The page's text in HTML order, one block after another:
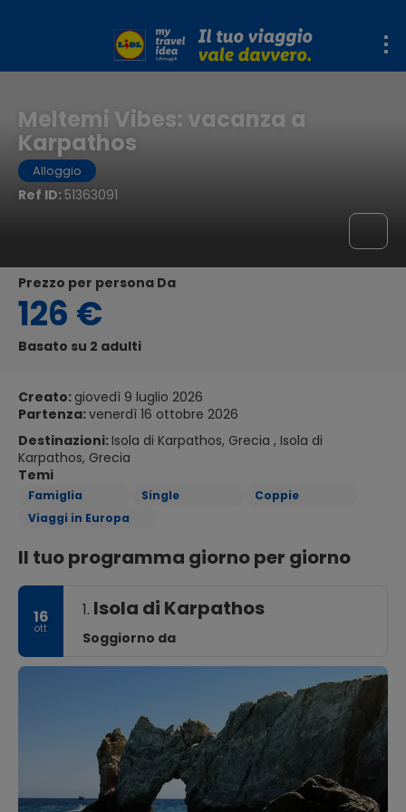
Meltemi Vibes: vacanza a
Karpathos
Alloggio
Ref ID: 51363091
Prezzo per persona Da
126 €
Basato su 2 adulti
Creato: giovedì 9 luglio 2026
Partenza:venerdì 16 ottobre 2026
Destinazioni:Isola di Karpathos, Grecia , Isola di
Karpathos, Grecia
Temi
Famiglia Single
Coppie
Viaggi in Europa
Il tuo programma giorno per giorno
16
ott
1. Isola di Karpathos
Soggiorno da